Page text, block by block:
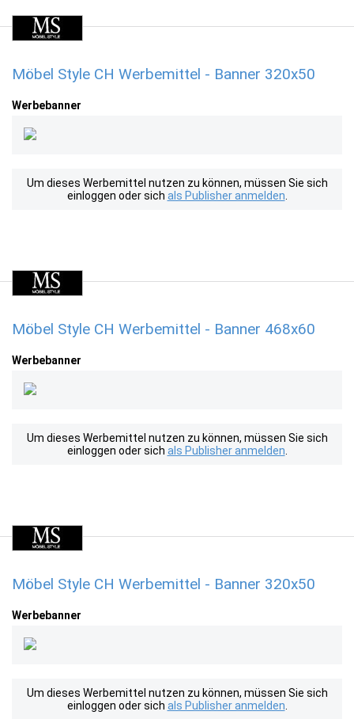
Möbel Style CH Werbemittel - Banner 320x50
Werbebanner
Um dieses Werbemittel nutzen zu können, müssen Sie sich
einloggen oder sich als Publisher anmelden
Möbel Style CH Werbemittel - Banner 468x60
Werbebanner
Um dieses Werbemittel nutzen zu können, müssen Sie sich
einloggen oder sich als Publisher anmelden
Möbel Style CH Werbemittel - Banner 320x50
Werbebanner
Um dieses Werbemittel nutzen zu können, müssen Sie sich
einloggen oder sich als Publisher anmelden